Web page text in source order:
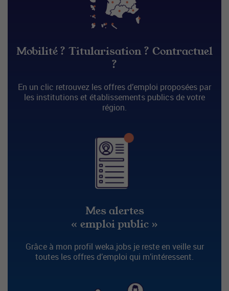
Mobilité ? Titularisation ? Contractuel
?
En un clic retrouvez les offres d’emploi proposées par
les institutions et établissements publics de votre
région.
Mes alertes
« emploi public »
Grâce à mon profil weka.jobs je reste en veille sur
toutes les offres d’emploi qui m’intéressent.